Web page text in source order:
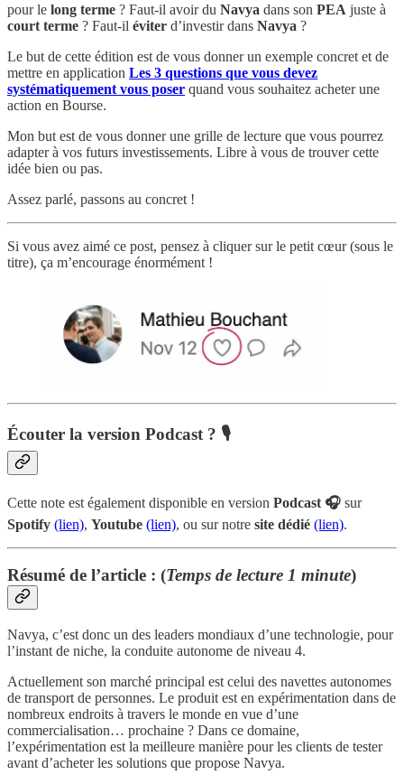
pour le long terme ? Faut-il avoir du Navya dans son PEA juste à
court terme ? Faut-il éviter d’investir dans Navya ?
Le but de cette édition est de vous donner un exemple concret et de
mettre en application Les 3 questions que vous devez
systématiquement vous poser quand vous souhaitez acheter une
action en Bourse.
Mon but est de vous donner une grille de lecture que vous pourrez
adapter à vos futurs investissements. Libre à vous de trouver cette
idée bien ou pas.
Assez parlé, passons au concret !
Si vous avez aimé ce post, pensez à cliquer sur le petit cœur (sous le
titre), ça m’encourage énormément !
Écouter la version Podcast ? 🎙
Cette note est également disponible en version Podcast 🎧 sur
Spotify (lien), Youtube (lien), ou sur notre site dédié (lien).
Résumé de l’article : (Temps de lecture 1 minute)
Navya, c’est donc un des leaders mondiaux d’une technologie, pour
l’instant de niche, la conduite autonome de niveau 4.
Actuellement son marché principal est celui des navettes autonomes
de transport de personnes. Le produit est en expérimentation dans de
nombreux endroits à travers le monde en vue d’une
commercialisation… prochaine ? Dans ce domaine,
l’expérimentation est la meilleure manière pour les clients de tester
avant d’acheter les solutions que propose Navya.